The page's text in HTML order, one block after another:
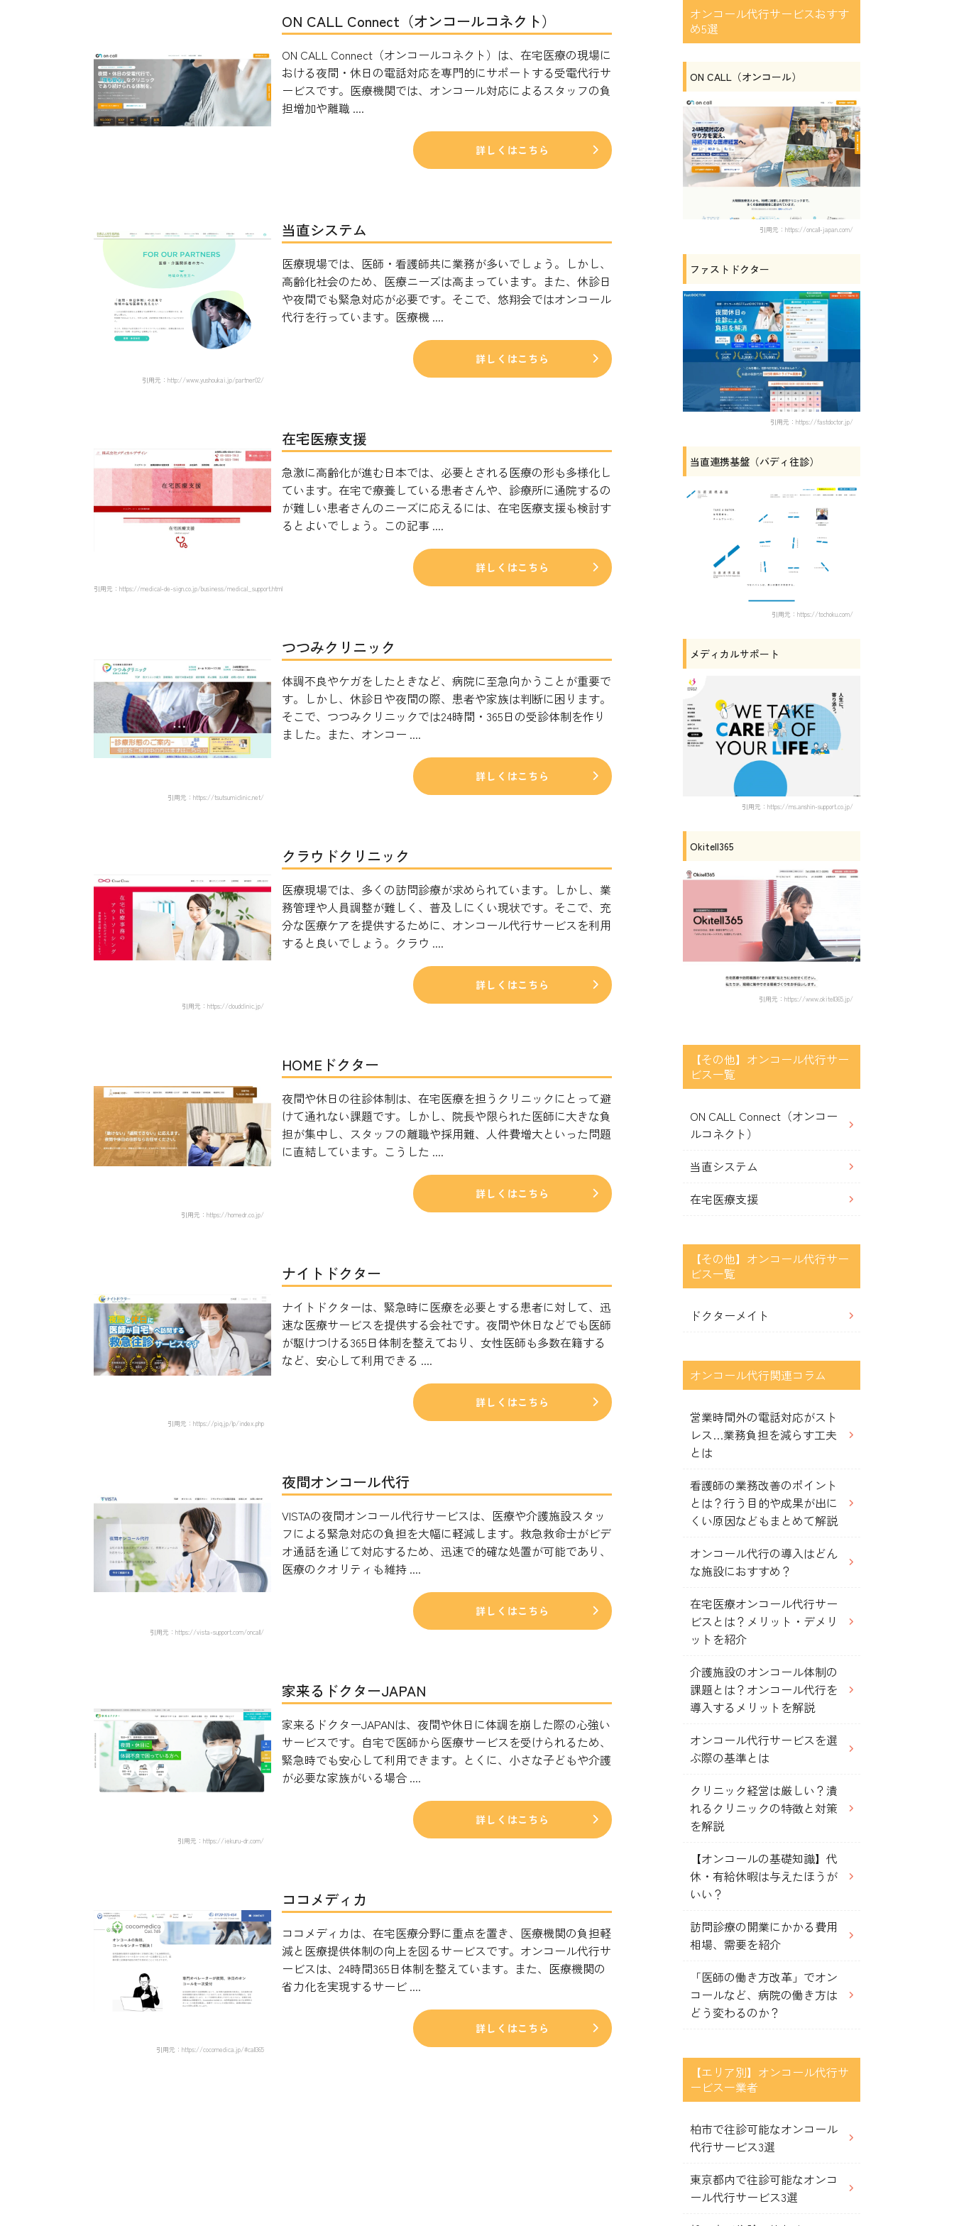
ON CALL Connect（オンコールコネクト）
ON CALL Connect（オンコールコネクト）は、在宅医療の現場に
おける夜間・休日の電話対応を専門的にサポートする受電代行サ
ービスです。医療機関では、オンコール対応によるスタッフの負
担増加や離職 ....
詳しくはこちら
引用元：http://www.yushoukai.jp/partner02/
当直システム
医療現場では、医師・看護師共に業務が多いでしょう。しかし、
高齢化社会のため、医療ニーズは高まっています。また、休診日
や夜間でも緊急対応が必要です。そこで、悠翔会ではオンコール
代行を行っています。医療機 ....
詳しくはこちら
引用元：https://medical-de-sign.co.jp/business/medical_support.html
在宅医療支援
急激に高齢化が進む日本では、必要とされる医療の形も多様化し
ています。在宅で療養している患者さんや、診療所に通院するの
が難しい患者さんのニーズに応えるには、在宅医療支援も検討す
るとよいでしょう。この記事 ....
詳しくはこちら
引用元：https://tsutsumiclinic.net/
つつみクリニック
体調不良やケガをしたときなど、病院に至急向かうことが重要で
す。しかし、休診日や夜間の際、患者や家族は判断に困ります。
そこで、つつみクリニックでは24時間・365日の受診体制を作り
ました。また、オンコー ....
詳しくはこちら
引用元：https://cloudclinic.jp/
クラウドクリニック
医療現場では、多くの訪問診療が求められています。しかし、業
務管理や人員調整が難しく、普及しにくい現状です。そこで、充
分な医療ケアを提供するために、オンコール代行サービスを利用
すると良いでしょう。クラウ ....
詳しくはこちら
引用元：https://homedr.co.jp/
HOMEドクター
夜間や休日の往診体制は、在宅医療を担うクリニックにとって避
けて通れない課題です。しかし、院長や限られた医師に大きな負
担が集中し、スタッフの離職や採用難、人件費増大といった問題
に直結しています。こうした ....
詳しくはこちら
引用元：https://piq.jp/lp/index.php
ナイトドクター
ナイトドクターは、緊急時に医療を必要とする患者に対して、迅
速な医療サービスを提供する会社です。夜間や休日などでも医師
が駆けつける365日体制を整えており、女性医師も多数在籍する
など、安心して利用できる ....
詳しくはこちら
引用元：https://vista-support.com/oncall/
夜間オンコール代行
VISTAの夜間オンコール代行サービスは、医療や介護施設スタッ
フによる緊急対応の負担を大幅に軽減します。救急救命士がビデ
オ通話を通じて対応するため、迅速で的確な処置が可能であり、
医療のクオリティも維持 ....
詳しくはこちら
引用元：https://iekuru-dr.com/
家来るドクターJAPAN
家来るドクターJAPANは、夜間や休日に体調を崩した際の心強い
サービスです。自宅で医師から医療サービスを受けられるため、
緊急時でも安心して利用できます。とくに、小さな子どもや介護
が必要な家族がいる場合 ....
詳しくはこちら
引用元：https://cocomedica.jp/#call365
ココメディカ
ココメディカは、在宅医療分野に重点を置き、医療機関の負担軽
減と医療提供体制の向上を図るサービスです。オンコール代行サ
ービスは、24時間365日体制を整えています。また、医療機関の
省力化を実現するサービ ....
詳しくはこちら
オンコール代行サービスおすす
め5選
ON CALL（オンコール）
引用元：https://oncall-japan.com/
ファストドクター
引用元：https://fastdoctor.jp/
当直連携基盤（バディ往診）
引用元：https://tochoku.com/
メディカルサポート
引用元：https://ms.anshin-support.co.jp/
Okitell365
引用元：https://www.okitell365.jp/
【その他】オンコール代行サー
ビス一覧
ON CALL Connect（オンコー
ルコネクト）
当直システム
在宅医療支援
【その他】オンコール代行サー
ビス一覧
ドクターメイト
オンコール代行関連コラム
営業時間外の電話対応がスト
レス…業務負担を減らす工夫
とは
看護師の業務改善のポイント
とは？行う目的や成果が出に
くい原因などもまとめて解説
オンコール代行の導入はどん
な施設におすすめ？
在宅医療オンコール代行サー
ビスとは？メリット・デメリ
ットを紹介
介護施設のオンコール体制の
課題とは？オンコール代行を
導入するメリットを解説
オンコール代行サービスを選
ぶ際の基準とは
クリニック経営は厳しい？潰
れるクリニックの特徴と対策
を解説
【オンコールの基礎知識】代
休・有給休暇は与えたほうが
いい？
訪問診療の開業にかかる費用
相場、需要を紹介
「医師の働き方改革」でオン
コールなど、病院の働き方は
どう変わるのか？
【エリア別】オンコール代行サ
ービス一業者
柏市で往診可能なオンコール
代行サービス3選
東京都内で往診可能なオンコ
ール代行サービス3選